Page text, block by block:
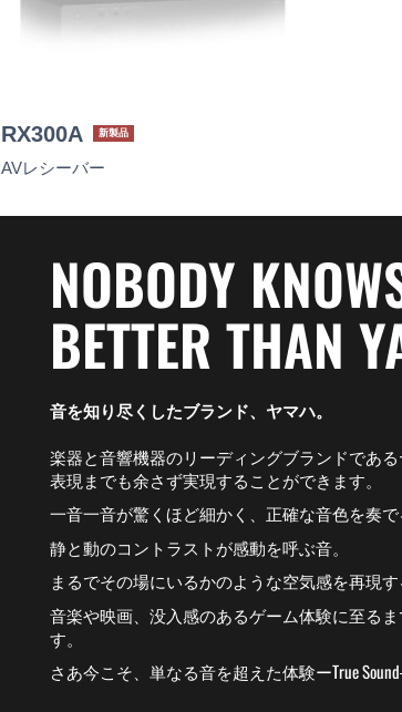
RX300A 新製品
AVレシーバー
NOBODY
BETTER THAN
音を知り尽くしたブランド、ヤマハ。
楽器と音響機器のリーディングブランドであ
表現までも余さず実現することができます。
一音一音が驚くほど細かく、正確な音色を奏で
静と動のコントラストが感動を呼ぶ音。
まるでその場にいるかのような空気感を再現す
音楽や映画、没入感のあるゲーム体験に至る
す。
さあ今こそ、単なる音を超えた体験ーTrue